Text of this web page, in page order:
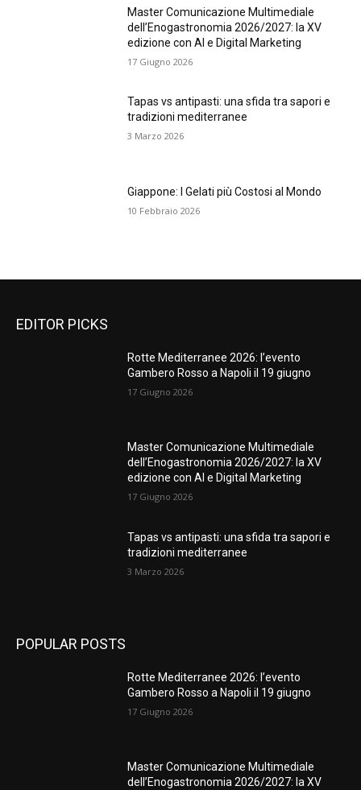
Master Comunicazione Multimediale
dell’Enogastronomia 2026/2027: la XV
edizione con AI e Digital Marketing
17 Giugno 2026
Tapas vs antipasti: una sfida tra sapori e
tradizioni mediterranee
3 Marzo 2026
Giappone: I Gelati più Costosi al Mondo
10 Febbraio 2026
EDITOR PICKS
Rotte Mediterranee 2026: l’evento
Gambero Rosso a Napoli il 19 giugno
17 Giugno 2026
Master Comunicazione Multimediale
dell’Enogastronomia 2026/2027: la XV
edizione con AI e Digital Marketing
17 Giugno 2026
Tapas vs antipasti: una sfida tra sapori e
tradizioni mediterranee
3 Marzo 2026
POPULAR POSTS
Rotte Mediterranee 2026: l’evento
Gambero Rosso a Napoli il 19 giugno
17 Giugno 2026
Master Comunicazione Multimediale
dell’Enogastronomia 2026/2027: la XV